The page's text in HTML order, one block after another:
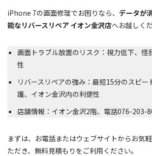
iPhone 7の画面修理でお困りなら、 データが
能なリバースリペア イオン金沢店へお越しく
画面トラブル放置のリスク：視力低下、怪
性
リバースリペアの強み：最短15分のスピー
護、イオン金沢内の利便性
店舗情報：イオン金沢2階、電話076-203-
まずは、お電話またはウェブサイトからお気
ただき、無料見積もりをご利用ください。